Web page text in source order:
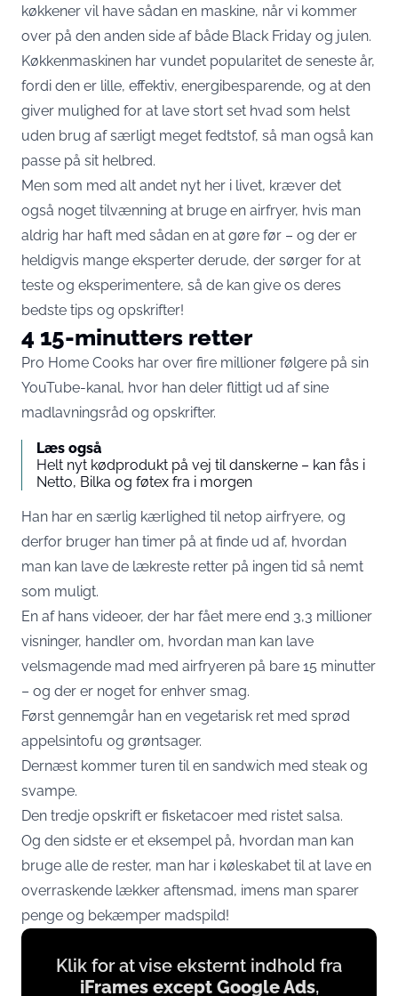
køkkener vil have sådan en maskine, når vi kommer
over på den anden side af både Black Friday og julen.
Køkkenmaskinen har vundet popularitet de seneste år,
fordi den er lille, effektiv, energibesparende, og at den
giver mulighed for at lave stort set hvad som helst
uden brug af særligt meget fedtstof, så man også kan
passe på sit helbred.
Men som med alt andet nyt her i livet, kræver det
også noget tilvænning at bruge en airfryer, hvis man
aldrig har haft med sådan en at gøre før – og der er
heldigvis mange eksperter derude, der sørger for at
teste og eksperimentere, så de kan give os deres
bedste tips og opskrifter!
4 15-minutters retter
Pro Home Cooks har over fire millioner følgere på sin
YouTube-kanal, hvor han deler flittigt ud af sine
madlavningsråd og opskrifter.
Læs også
Helt nyt kødprodukt på vej til danskerne – kan fås i
Netto, Bilka og føtex fra i morgen
Han har en særlig kærlighed til netop airfryere, og
derfor bruger han timer på at finde ud af, hvordan
man kan lave de lækreste retter på ingen tid så nemt
som muligt.
En af hans videoer, der har fået mere end 3,3 millioner
visninger, handler om, hvordan man kan lave
velsmagende mad med airfryeren på bare 15 minutter
– og der er noget for enhver smag.
Først gennemgår han en vegetarisk ret med sprød
appelsintofu og grøntsager.
Dernæst kommer turen til en sandwich med steak og
svampe.
Den tredje opskrift er fisketacoer med ristet salsa.
Og den sidste er et eksempel på, hvordan man kan
bruge alle de rester, man har i køleskabet til at lave en
overraskende lækker aftensmad, imens man sparer
penge og bekæmper madspild!
Display
contentKlik for at vise eksternt indhold fra
iFrames except Google Ads,